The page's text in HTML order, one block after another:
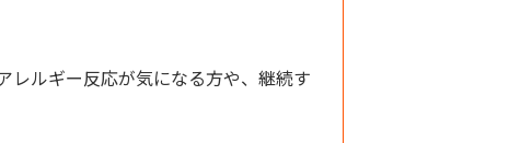
レルギー反応が気になる方や、継続す